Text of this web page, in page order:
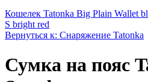
Кошелек Tatonka Big Plain Wallet
S bright red
Вернуться к: Снаряжение Tatonka
Сумка на пояс